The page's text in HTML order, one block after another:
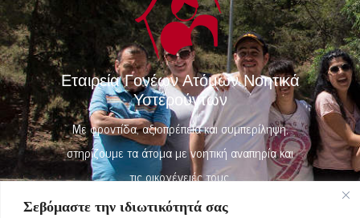
Σεβόμαστε την ιδιωτικότητά σας
Εταιρεία Γονέων Ατόμων Νοητικά
Υστερούντων
Με φροντίδα, αξιοπρέπεια και συμπερίληψη,
στηρίζουμε τα άτομα με νοητική αναπηρία και
τις οικογένειές τους.